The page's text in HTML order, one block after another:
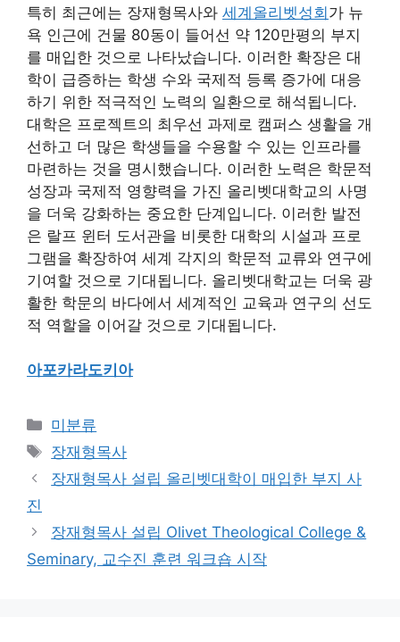
특히 최근에는 장재형목사와 세계올리벳성회가 뉴
욕 인근에 건물 80동이 들어선 약 120만평의 부지
를 매입한 것으로 나타났습니다. 이러한 확장은 대
학이 급증하는 학생 수와 국제적 등록 증가에 대응
하기 위한 적극적인 노력의 일환으로 해석됩니다.
대학은 프로젝트의 최우선 과제로 캠퍼스 생활을 개
선하고 더 많은 학생들을 수용할 수 있는 인프라를
마련하는 것을 명시했습니다. 이러한 노력은 학문적
성장과 국제적 영향력을 가진 올리벳대학교의 사명
을 더욱 강화하는 중요한 단계입니다. 이러한 발전
은 랄프 윈터 도서관을 비롯한 대학의 시설과 프로
그램을 확장하여 세계 각지의 학문적 교류와 연구에
기여할 것으로 기대됩니다. 올리벳대학교는 더욱 광
활한 학문의 바다에서 세계적인 교육과 연구의 선도
적 역할을 이어갈 것으로 기대됩니다.
아포카라도키아
Categories
미분류
Tags
장재형목사
장재형목사 설립 올리벳대학이 매입한 부지 사
진
장재형목사 설립 Olivet Theological College &
Seminary, 교수진 훈련 워크숍 시작